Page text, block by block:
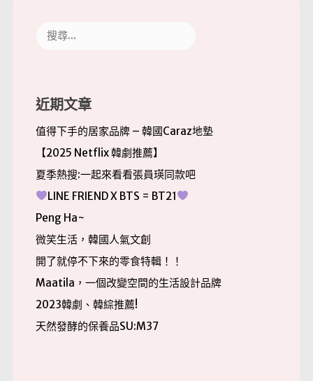
字:
近期文章
值得下手的居家品牌 – 韓國Caraz地墊
【2025 Netflix 韓劇推薦】
夏季熱搜:一起來看看張員瑛同款吧
LINE FRIEND X BTS = BT21
Peng Ha~
微笑生活，韓國人氣文創
開了就停不下來的零食特輯！！
Maatila，一個改變空間的生活設計品牌
2023韓劇、韓綜推薦!
天然發酵的保養品SU:M37